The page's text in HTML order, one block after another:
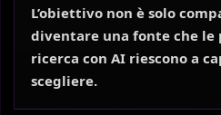
L’obiettivo non è solo
diventare una fonte che le
ricerca con AI riescono a
scegliere.